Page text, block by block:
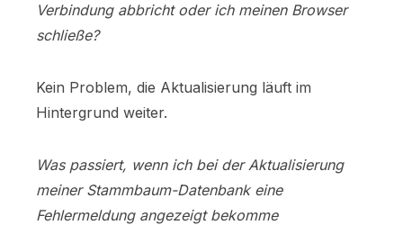
Verbindung abbricht oder ich meinen Browser
schließe?
Kein Problem, die Aktualisierung läuft im
Hintergrund weiter.
Was passiert, wenn ich bei der Aktualisierung
meiner Stammbaum-Datenbank eine
Fehlermeldung angezeigt bekomme